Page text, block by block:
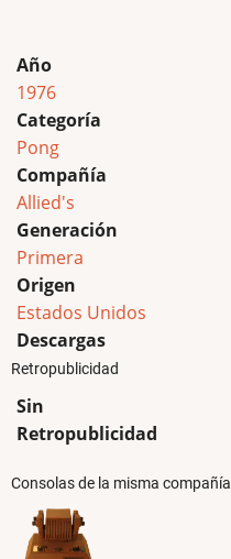
Año
1976
Categoría
Pong
Compañía
Allied's
Generación
Primera
Origen
Estados Unidos
Descargas
Retropublicidad
Sin
Retropublicidad
Consolas de la misma compañía